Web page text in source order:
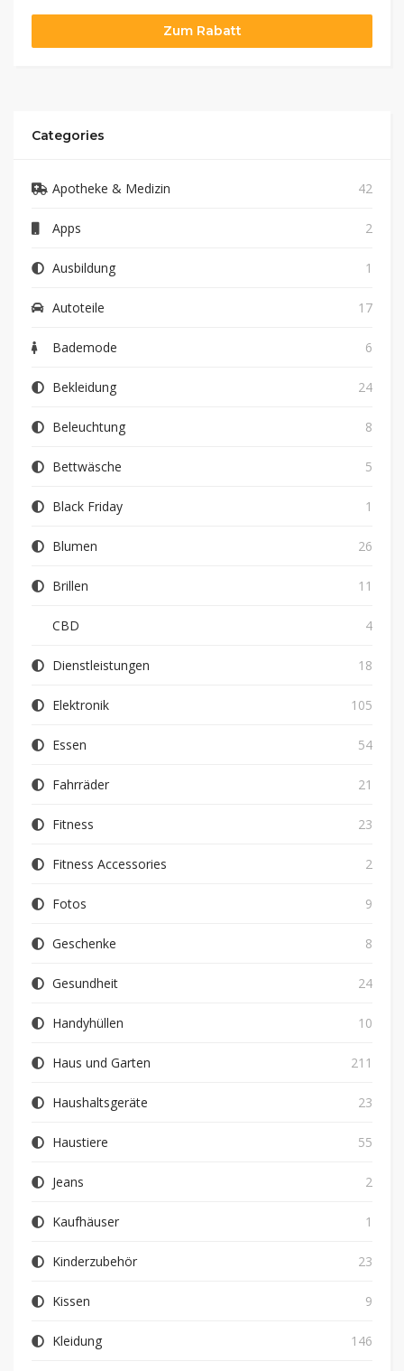
Zum Rabatt
Categories
Apotheke & Medizin 42
Apps 2
Ausbildung 1
Autoteile 17
Bademode 6
Bekleidung 24
Beleuchtung 8
Bettwäsche 5
Black Friday 1
Blumen 26
Brillen 11
CBD 4
Dienstleistungen 18
Elektronik 105
Essen 54
Fahrräder 21
Fitness 23
Fitness Accessories 2
Fotos 9
Geschenke 8
Gesundheit 24
Handyhüllen 10
Haus und Garten 211
Haushaltsgeräte 23
Haustiere 55
Jeans 2
Kaufhäuser 1
Kinderzubehör 23
Kissen 9
Kleidung 146